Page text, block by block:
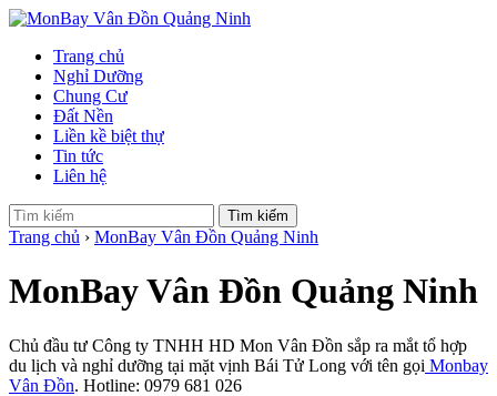
Trang chủ
Nghỉ Dưỡng
Chung Cư
Đất Nền
Liền kề biệt thự
Tin tức
Liên hệ
Tìm kiếm
Trang chủ › MonBay Vân Đồn Quảng Ninh
MonBay Vân Đồn Quảng Ninh
Chủ đầu tư Công ty TNHH HD Mon Vân Đồn sắp ra mắt tổ hợp
du lịch và nghỉ dưỡng tại mặt vịnh Bái Tử Long với tên gọi Monbay
Vân Đồn. Hotline: 0979 681 026